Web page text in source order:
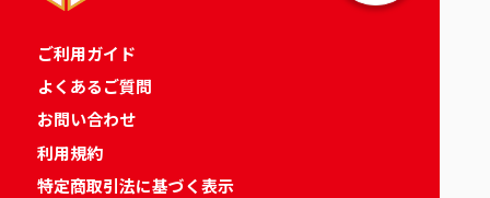
ご利用ガイド
よくあるご質問
お問い合わせ
利用規約
特定商取引法に基づく表示